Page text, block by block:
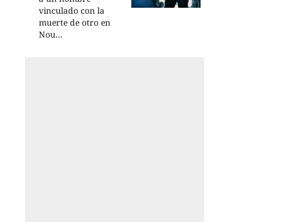
vinculado con la
muerte de otro en
Nou...